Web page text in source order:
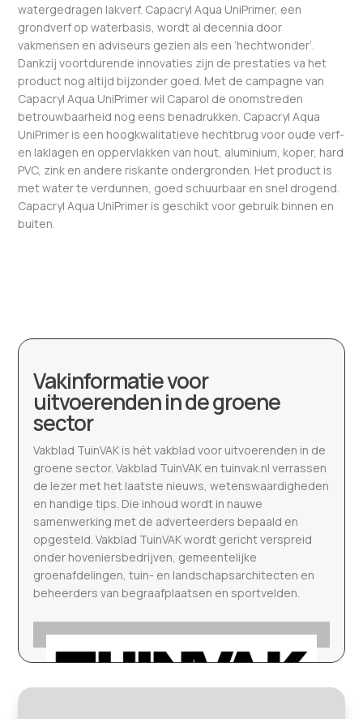
watergedragen lakverf. Capacryl Aqua UniPrimer, een
grondverf op waterbasis, wordt al decennia door
vakmensen en adviseurs gezien als een ‘hechtwonder’.
Dankzij voortdurende innovaties zijn de prestaties va het
product nog altijd bijzonder goed. Met de campagne van
Capacryl Aqua UniPrimer wil Caparol de onomstreden
betrouwbaarheid nog eens benadrukken. Capacryl Aqua
UniPrimer is een hoogkwalitatieve hechtbrug voor oude verf-
en laklagen en oppervlakken van hout, aluminium, koper, hard
PVC, zink en andere riskante ondergronden. Het product is
met water te verdunnen, goed schuurbaar en snel drogend.
Capacryl Aqua UniPrimer is geschikt voor gebruik binnen en
buiten.
Vakinformatie voor
uitvoerenden in de groene
sector
Vakblad TuinVAK is hét vakblad voor uitvoerenden in de
groene sector. Vakblad TuinVAK en tuinvak.nl verrassen
de lezer met het laatste nieuws, wetenswaardigheden
en handige tips. Die inhoud wordt in nauwe
samenwerking met de adverteerders bepaald en
opgesteld. Vakblad TuinVAK wordt gericht verspreid
onder hoveniersbedrijven, gemeentelijke
groenafdelingen, tuin- en landschapsarchitecten en
beheerders van begraafplaatsen en sportvelden.